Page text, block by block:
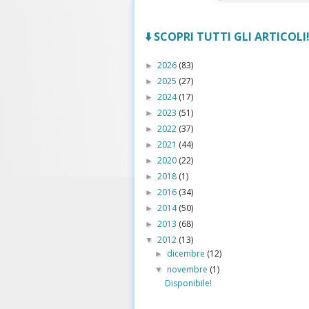
⬇️ SCOPRI TUTTI GLI
► 2026 (83)
► 2025 (27)
► 2024(17)
► 2023 (51)
► 2022 (37)
► 2021 (44)
► 2020 (22)
► 2018 (1)
► 2016 (34)
► 2014(50)
► 2013 (68)
▼ 2012 (13)
► dicembre (12)
▼ novembre (1)
Disponibile!